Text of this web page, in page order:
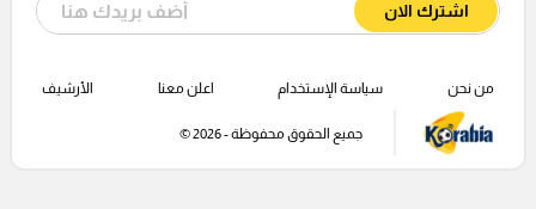
اشترك الان
من نحن سياسة الإستخدام اعلن معنا الأرشيف
جميع الحقوق محفوظة - 2026 ©